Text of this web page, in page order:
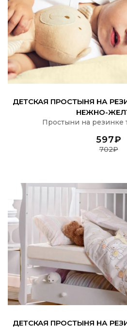
ДЕТСКАЯ ПРОСТЫНЯ НА
НЕЖНО-
Простыни на резинке
597₽
702₽
ДЕТСКАЯ ПРОСТЫНЯ НА